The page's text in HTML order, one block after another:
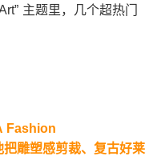
主题里，几个超热门
Fashion
雕塑感剪裁、复古好莱